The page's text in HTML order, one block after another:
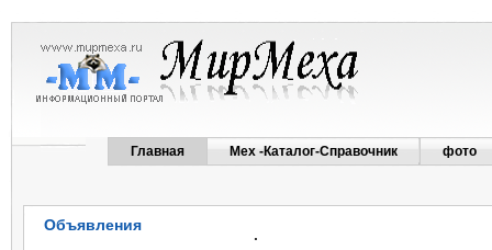
Главная Мех -Каталог-Справочник фото
Объявления .